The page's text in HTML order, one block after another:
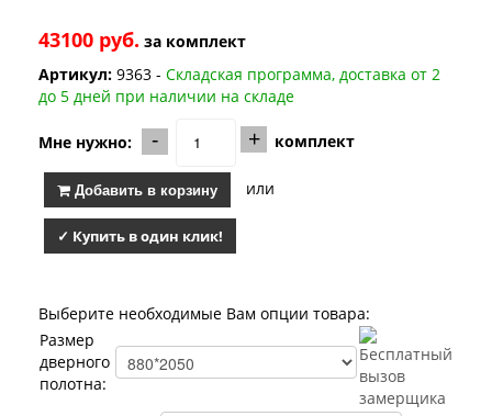
43100 руб. за комплект
Артикул: 9363 - Складская программа, доставка от 2
до 5 дней при наличии на складе
Мне нужно: - + комплект
Добавить в корзину или
✓ Купить в один клик!
Выберите необходимые Вам опции товара:
Размер
дверного
полотна: